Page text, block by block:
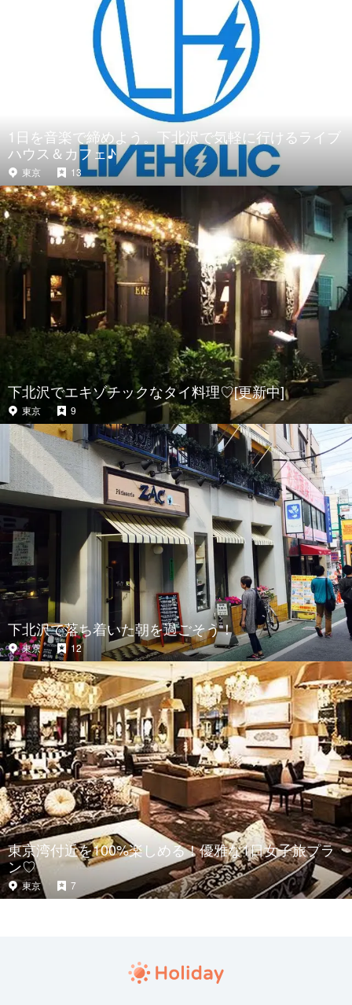
1日を音楽で締めよう。下北沢で気軽に行けるライブ
ハウス＆カフェ♪
東京 13
下北沢でエキゾチックなタイ料理♡[更新中]
東京 9
下北沢で落ち着いた朝を過ごそう！
東京 12
東京湾付近を100%楽しめる！優雅な1日女子旅プラ
ン♡
東京 7